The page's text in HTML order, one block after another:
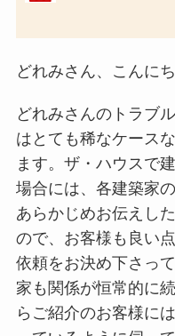
どれみさん、こんにち
どれみさんのトラブ
はとても稀なケース
ます。ザ・ハウスで
場合には、各建築家
あらかじめお伝えし
ので、お客様も良い
依頼をお決め下さっ
家も関係が恒常的に
らご紹介のお客様に